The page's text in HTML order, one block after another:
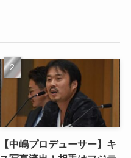
【中嶋プロデューサー】キ